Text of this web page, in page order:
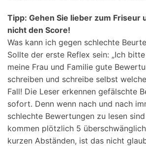
Tipp: Gehen Sie lieber zum Friseur
nicht den Score!
Was kann ich gegen schlechte
Sollte der erste Reflex sein: „Ich
meine Frau und Familie gute
schreiben und schreibe selbst
Fall! Die Leser erkennen gefälschte
sofort. Denn wenn nach und nach
schlechte Bewertungen zu lesen
kommen plötzlich 5
kurzen Abständen, ist das nicht